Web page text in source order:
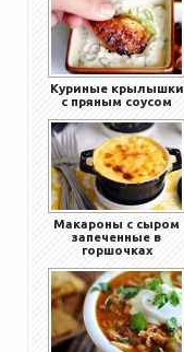
Куриные крылышки
с пряным соусом
Макароны с сыром
запеченные в
горшочках